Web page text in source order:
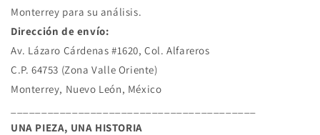
Monterrey para su análisis.
Dirección de envío:
Av. Lázaro Cárdenas #1620, Col. Alfareros
C.P. 64753 (Zona Valle Oriente)
Monterrey, Nuevo León, México
UNA PIEZA, UNA HISTORIA